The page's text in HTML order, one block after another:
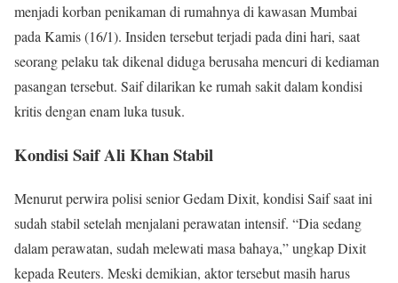
menjadi korban penikaman di rumahnya di kawasan Mumbai
pada Kamis (16/1). Insiden tersebut terjadi pada dini hari, saat
seorang pelaku tak dikenal diduga berusaha mencuri di kediaman
pasangan tersebut. Saif dilarikan ke rumah sakit dalam kondisi
kritis dengan enam luka tusuk.
Kondisi Saif Ali Khan Stabil
Menurut perwira polisi senior Gedam Dixit, kondisi Saif saat ini
sudah stabil setelah menjalani perawatan intensif. “Dia sedang
dalam perawatan, sudah melewati masa bahaya,” ungkap Dixit
kepada Reuters. Meski demikian, aktor tersebut masih harus